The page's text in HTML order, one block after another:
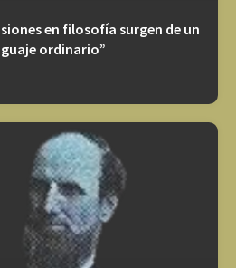
en filosofía surgen de un
ordinario”